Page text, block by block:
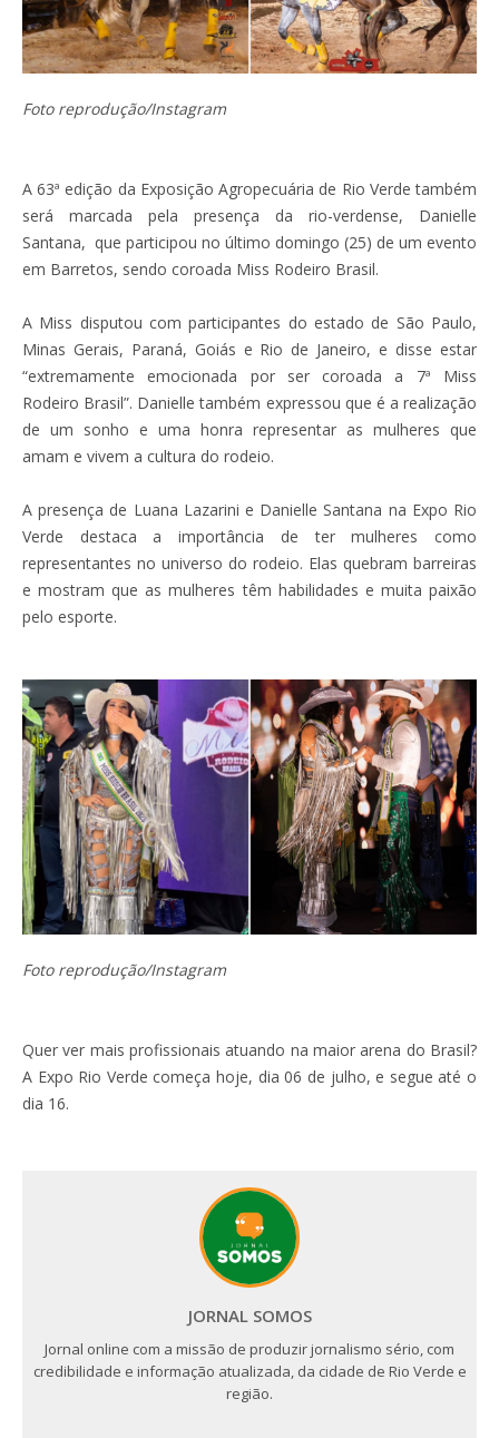
Foto reprodução/Instagram
A 63ª edição da Exposição Agropecuária de Rio Verde também
será marcada pela presença da rio-verdense, Danielle
Santana, que participou no último domingo (25) de um evento
em Barretos, sendo coroada Miss Rodeiro Brasil.
A Miss disputou com participantes do estado de São Paulo,
Minas Gerais, Paraná, Goiás e Rio de Janeiro, e disse estar
“extremamente emocionada por ser coroada a 7ª Miss
Rodeiro Brasil”. Danielle também expressou que é a realização
de um sonho e uma honra representar as mulheres que
amam e vivem a cultura do rodeio.
A presença de Luana Lazarini e Danielle Santana na Expo Rio
Verde destaca a importância de ter mulheres como
representantes no universo do rodeio. Elas quebram barreiras
e mostram que as mulheres têm habilidades e muita paixão
pelo esporte.
Foto reprodução/Instagram
Quer ver mais profissionais atuando na maior arena do Brasil?
A Expo Rio Verde começa hoje, dia 06 de julho, e segue até o
dia 16.
JORNAL SOMOS
Jornal online com a missão de produzir jornalismo sério, com
credibilidade e informação atualizada, da cidade de Rio Verde e
região.